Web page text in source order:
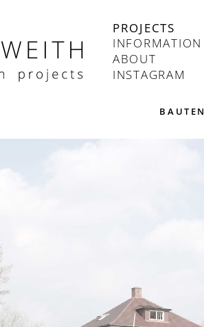
PROJECTS
INFORMATION
ABOUT
INSTAGRAM
BAUTEN